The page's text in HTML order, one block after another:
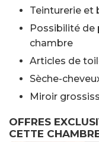
Teinturerie et
Possibilité de
chambre
Articles de
Sèche-
Miroir
OFFRES
CETTE